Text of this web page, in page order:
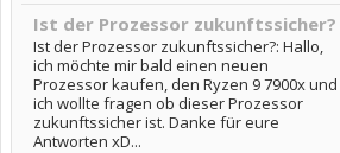
Ist der Prozessor zukunftssicher?
Ist der Prozessor zukunftssicher?: Hallo,
ich möchte mir bald einen neuen
Prozessor kaufen, den Ryzen 9 7900x und
ich wollte fragen ob dieser Prozessor
zukunftssicher ist. Danke für eure
Antworten xD...